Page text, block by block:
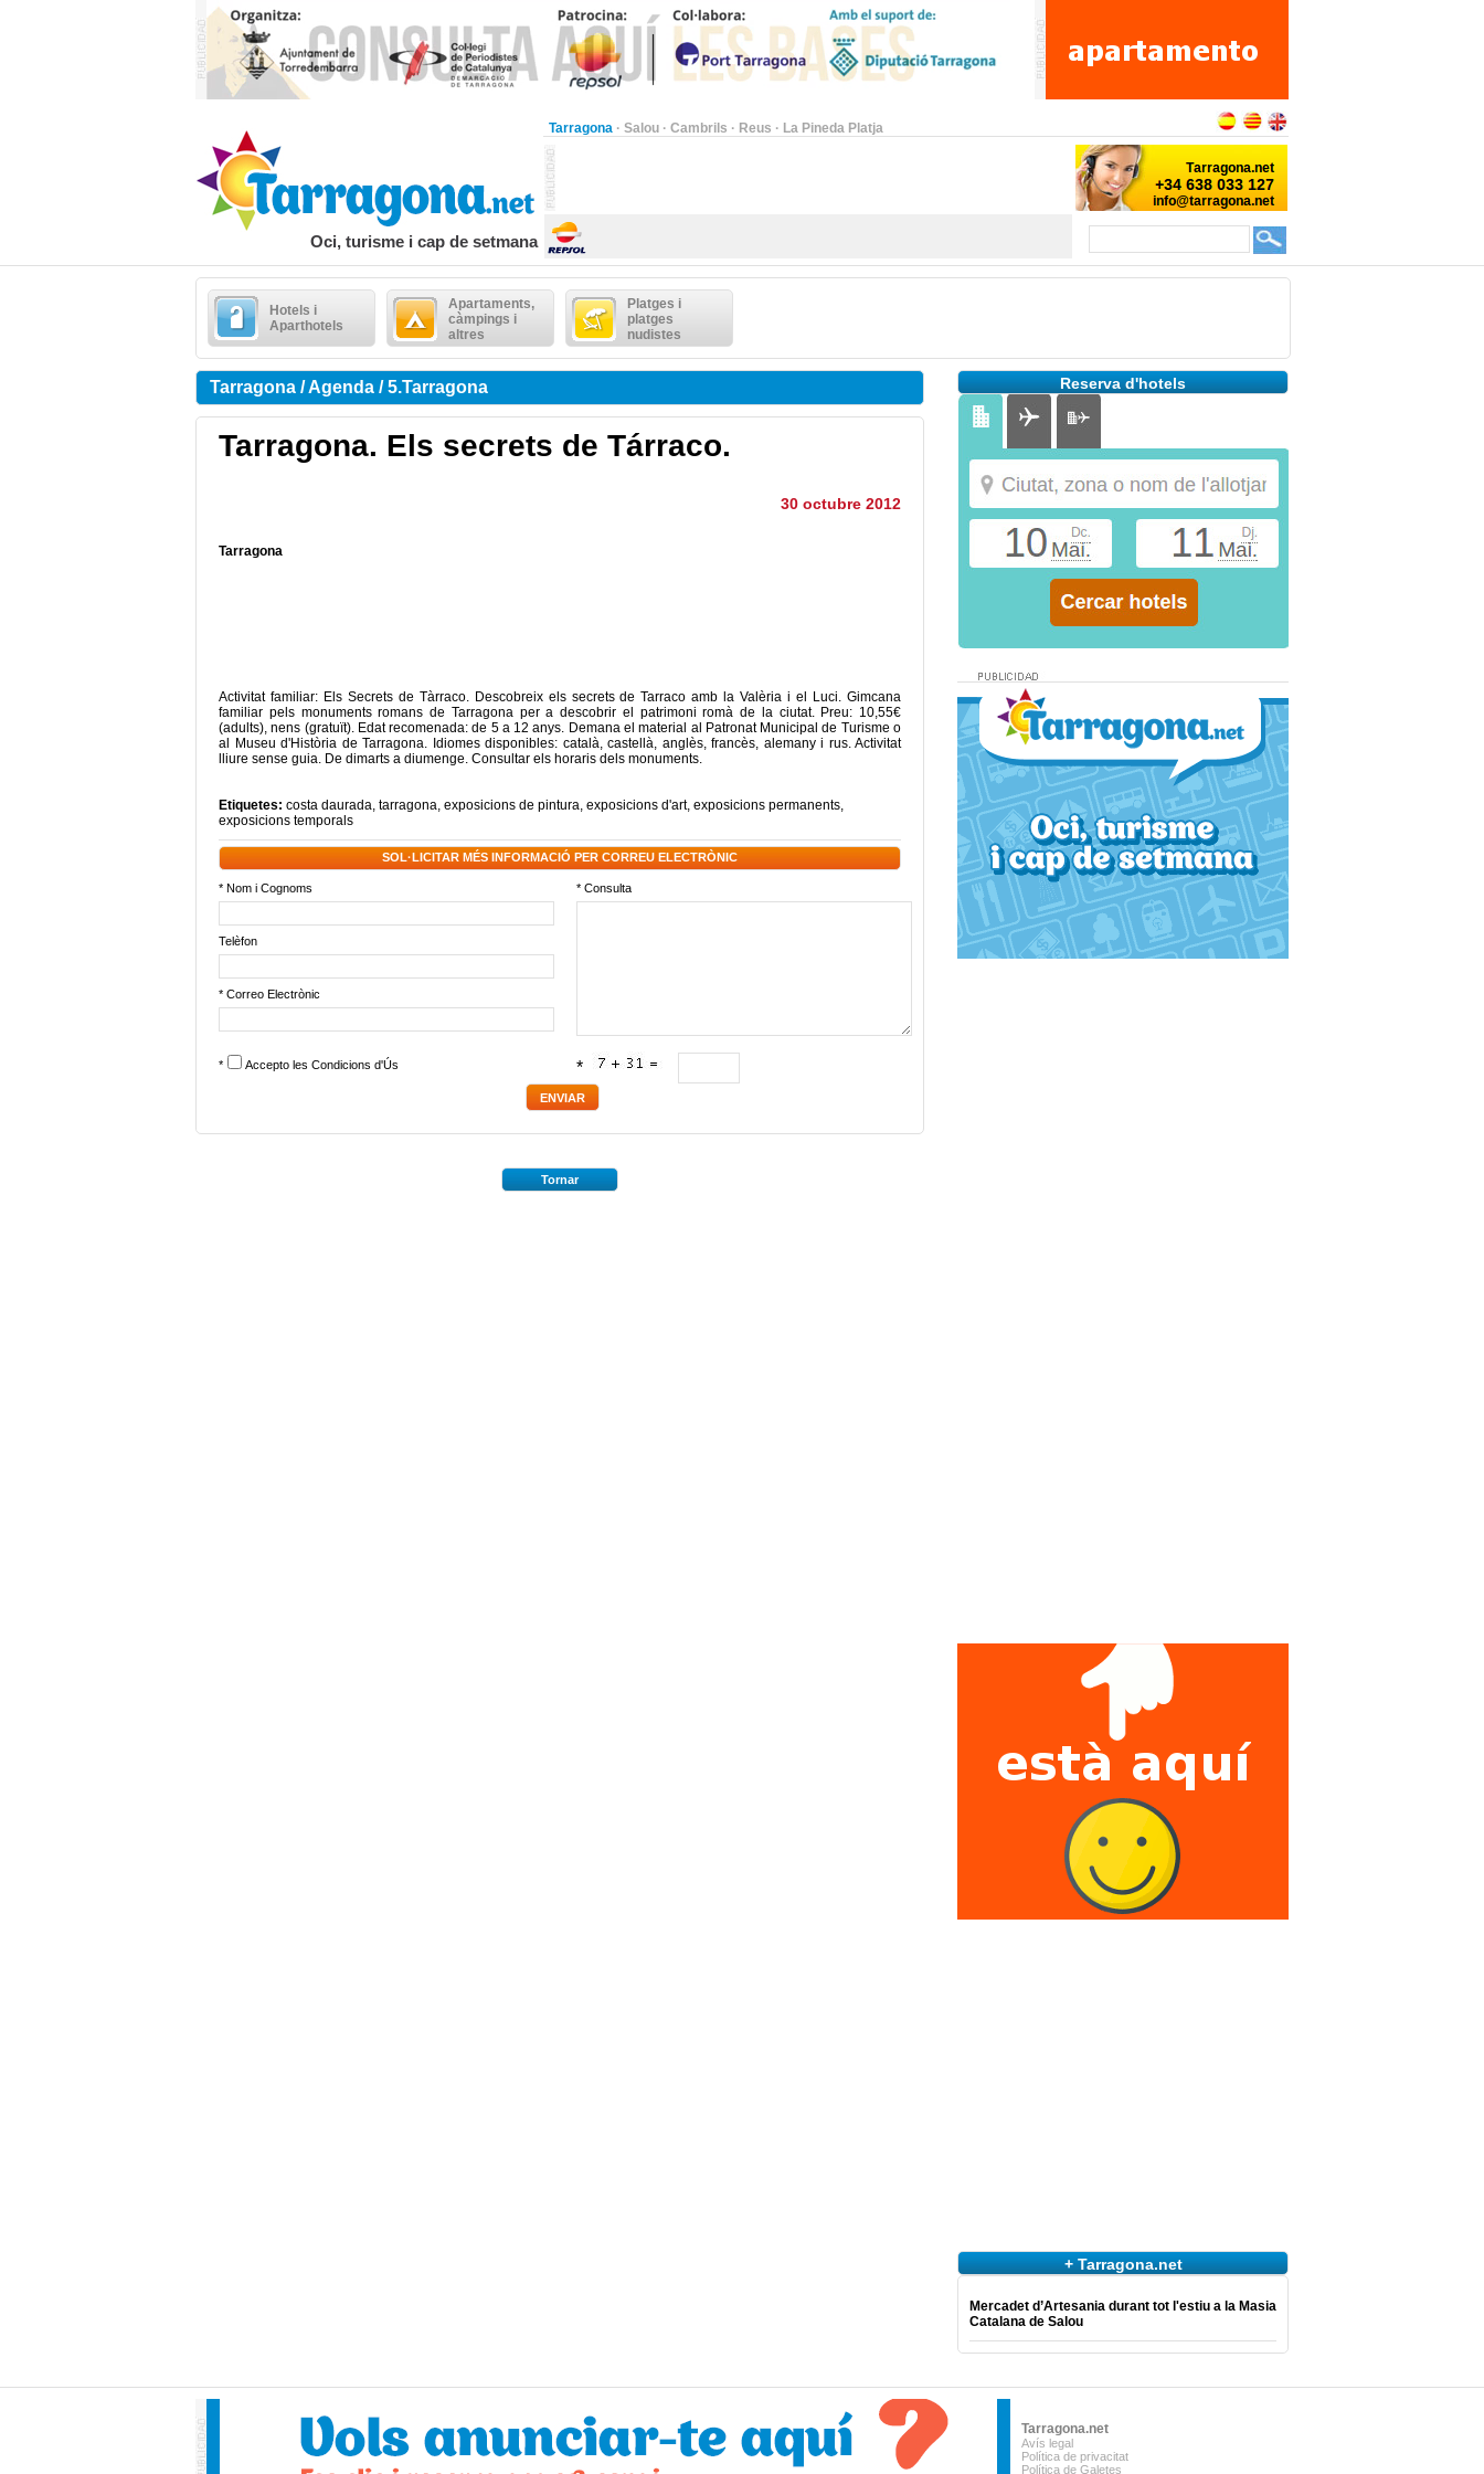
Tarragona · Salou · Cambrils · Reus · La Pineda Platja
Oci, turisme i cap de setmana
Hotels i
Aparthotels
Apartaments,
càmpings i
altres
Platges i
platges
nudistes
Tarragona / Agenda / 5.Tarragona
Tarragona. Els secrets de Tárraco.
30 octubre 2012
Tarragona
Activitat familiar: Els Secrets de Tàrraco. Descobreix els secrets de Tarraco amb la Valèria i el Luci. Gimcana
familiar pels monuments romans de Tarragona per a descobrir el patrimoni romà de la ciutat. Preu: 10,55€
(adults), nens (gratuït). Edat recomenada: de 5 a 12 anys. Demana el material al Patronat Municipal de Turisme o
al Museu d'Història de Tarragona. Idiomes disponibles: català, castellà, anglès, francès, alemany i rus. Activitat
lliure sense guia. De dimarts a diumenge. Consultar els horaris dels monuments.
Etiquetes: costa daurada, tarragona, exposicions de pintura, exposicions d'art, exposicions permanents,
exposicions temporals
SOL·LICITAR MÉS INFORMACIÓ PER CORREU ELECTRÒNIC
* Nom i Cognoms * Consulta
Telèfon
* Correo Electrònic
* Accepto les Condicions d'Ús *
Tornar
Reserva d'hotels
+ Tarragona.net
Mercadet d’Artesania durant tot l'estiu a la Masia
Catalana de Salou
Tarragona.net
Avís legal
Política de privacitat
Política de Galetes